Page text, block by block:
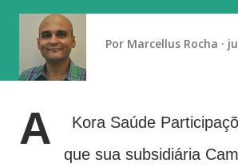
trabalhadores a votar, deixar de votar
determinado candidato, partido ou
político. “É a prática do empregador que
constrang...
Por Marcellus Rocha
A
Kora Saúde
que sua subsidiária